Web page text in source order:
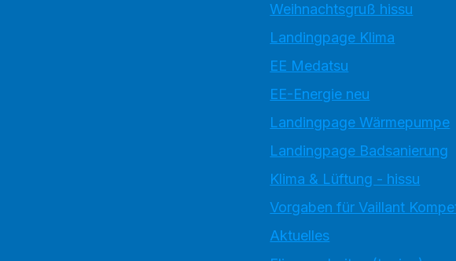
Weihnachtsgruß hissu
Landingpage Klima
EE Medatsu
EE-Energie neu
Landingpage Wärmepumpe
Landingpage Badsanierung
Klima & Lüftung - hissu
Vorgaben für Vaillant
Aktuelles